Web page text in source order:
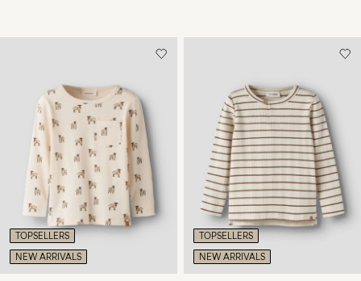
TOPSELLERS
NEW ARRIVALS
TOPSELLERS
NEW ARRIVALS